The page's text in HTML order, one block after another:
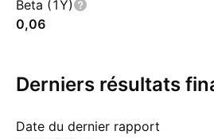
Beta (1Y)
0,06
Derniers résultats
Date du dernier rapport